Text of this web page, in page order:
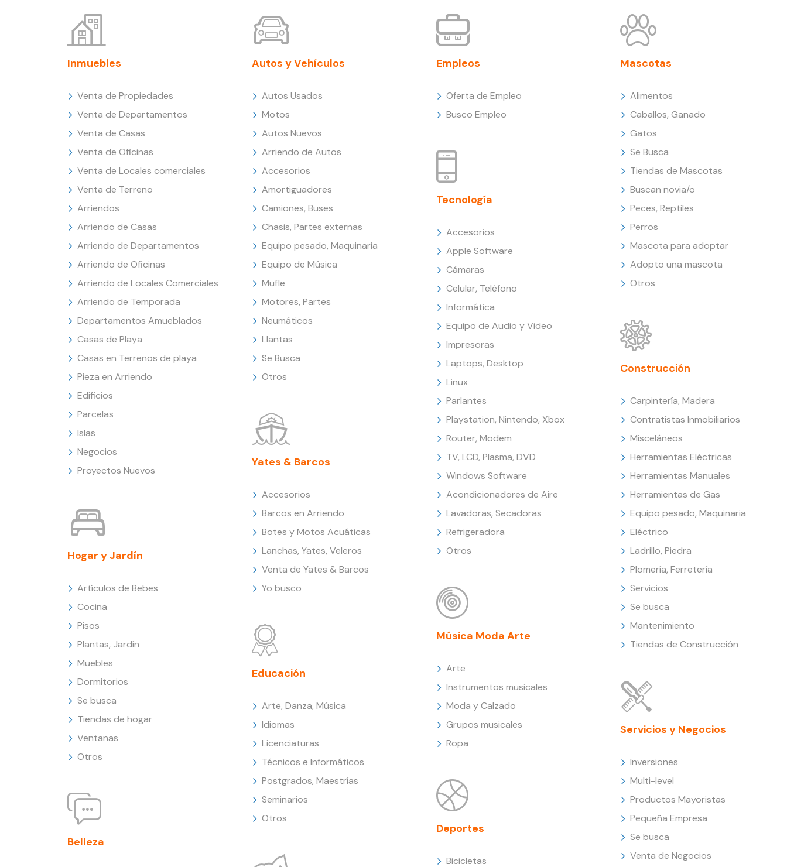
Inmuebles
Venta de Propiedades
Venta de Departamentos
Venta de Casas
Venta de Oficinas
Venta de Locales comerciales
Venta de Terreno
Arriendos
Arriendo de Casas
Arriendo de Departamentos
Arriendo de Oficinas
Arriendo de Locales Comerciales
Arriendo de Temporada
Departamentos Amueblados
Casas de Playa
Casas en Terrenos de playa
Pieza en Arriendo
Edificios
Parcelas
Islas
Negocios
Proyectos Nuevos
Hogar y Jardín
Artículos de Bebes
Cocina
Pisos
Plantas, Jardín
Muebles
Dormitorios
Se busca
Tiendas de hogar
Ventanas
Otros
Belleza
Autos y Vehículos
Autos Usados
Motos
Autos Nuevos
Arriendo de Autos
Accesorios
Amortiguadores
Camiones, Buses
Chasis, Partes externas
Equipo pesado, Maquinaria
Equipo de Música
Mufle
Motores, Partes
Neumáticos
Llantas
Se Busca
Otros
Yates & Barcos
Accesorios
Barcos en Arriendo
Botes y Motos Acuáticas
Lanchas, Yates, Veleros
Venta de Yates & Barcos
Yo busco
Educación
Arte, Danza, Música
Idiomas
Licenciaturas
Técnicos e Informáticos
Postgrados, Maestrías
Seminarios
Otros
Empleos
Oferta de Empleo
Busco Empleo
Tecnología
Accesorios
Apple Software
Cámaras
Celular, Teléfono
Informática
Equipo de Audio y Video
Impresoras
Laptops, Desktop
Linux
Parlantes
Playstation, Nintendo, Xbox
Router, Modem
TV, LCD, Plasma, DVD
Windows Software
Acondicionadores de Aire
Lavadoras, Secadoras
Refrigeradora
Otros
Música Moda Arte
Arte
Instrumentos musicales
Moda y Calzado
Grupos musicales
Ropa
Deportes
Bicicletas
Mascotas
Alimentos
Caballos, Ganado
Gatos
Se Busca
Tiendas de Mascotas
Buscan novia/o
Peces, Reptiles
Perros
Mascota para adoptar
Adopto una mascota
Otros
Construcción
Carpintería, Madera
Contratistas Inmobiliarios
Misceláneos
Herramientas Eléctricas
Herramientas Manuales
Herramientas de Gas
Equipo pesado, Maquinaria
Eléctrico
Ladrillo, Piedra
Plomería, Ferretería
Servicios
Se busca
Mantenimiento
Tiendas de Construcción
Servicios y Negocios
Inversiones
Multi-level
Productos Mayoristas
Pequeña Empresa
Se busca
Venta de Negocios